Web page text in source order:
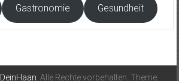
Gastronomie Gesundheit
DeinHaan . Alle Rechte vorbehalten. Theme: